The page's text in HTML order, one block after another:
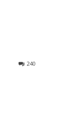
240